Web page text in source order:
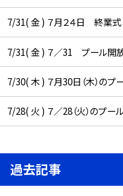
7/31( 金 ) ７月２４日 終業式
7/31( 金 ) ７／31 プール開放
7/30( 木 ) ７月30日（木）のプ
7/28( 火 ) ７／28（火）のプー
過去記事